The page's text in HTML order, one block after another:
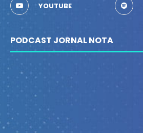
YOUTUBE
PODCAST JORNAL NOTA